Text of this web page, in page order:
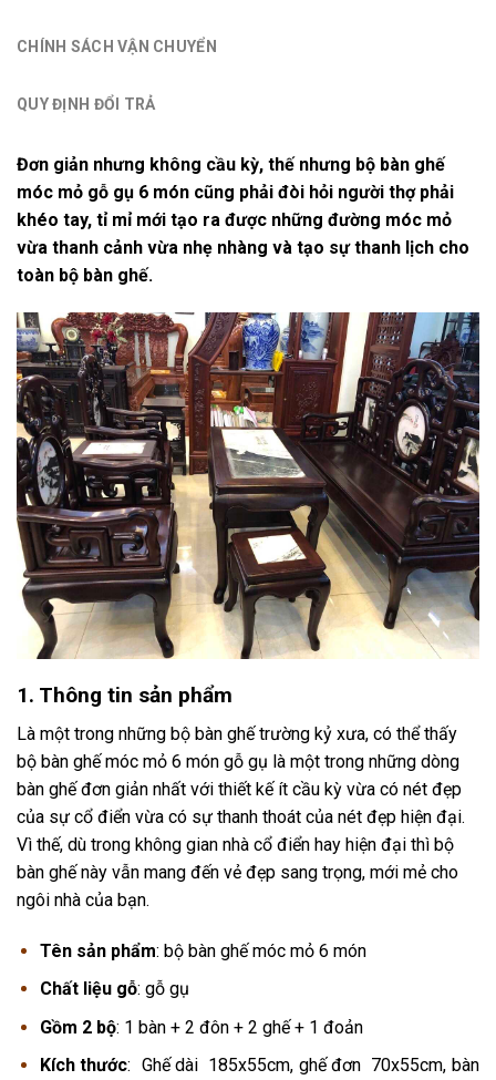
CHÍNH SÁCH VẬN CHUYỂN
QUY ĐỊNH ĐỔI TRẢ
Đơn giản nhưng không cầu kỳ, thế nhưng bộ bàn ghế
móc mỏ gỗ gụ 6 món cũng phải đòi hỏi người thợ phải
khéo tay, tỉ mỉ mới tạo ra được những đường móc mỏ
vừa thanh cảnh vừa nhẹ nhàng và tạo sự thanh lịch cho
toàn bộ bàn ghế.
1. Thông tin sản phẩm
Là một trong những bộ bàn ghế trường kỷ xưa, có thể thấy
bộ bàn ghế móc mỏ 6 món gỗ gụ là một trong những dòng
bàn ghế đơn giản nhất với thiết kế ít cầu kỳ vừa có nét đẹp
của sự cổ điển vừa có sự thanh thoát của nét đẹp hiện đại.
Vì thế, dù trong không gian nhà cổ điển hay hiện đại thì bộ
bàn ghế này vẫn mang đến vẻ đẹp sang trọng, mới mẻ cho
ngôi nhà của bạn.
Tên sản phẩm: bộ bàn ghế móc mỏ 6 món
Chất liệu gỗ: gỗ gụ
Gồm 2 bộ: 1 bàn + 2 đôn + 2 ghế + 1 đoản
Kích thước: Ghế dài 185x55cm, ghế đơn 70x55cm, bàn